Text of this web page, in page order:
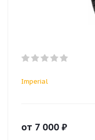
Imperial
от 7 000 ₽